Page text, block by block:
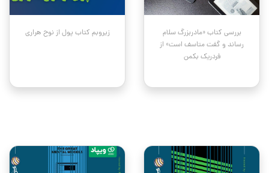
بررسی کتاب «مادربزرگ سلام
رساند و گفت متاسف است» از
فردریک بکمن
زیروبم کتاب پول از نوح هراری